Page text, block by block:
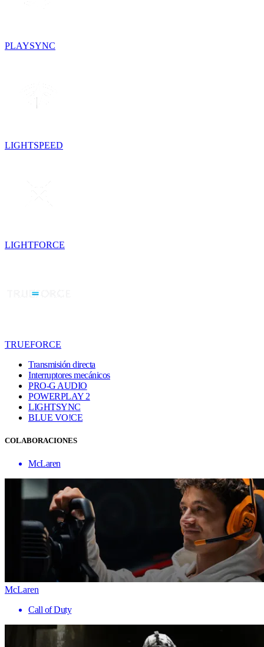
PLAYSYNC
LIGHTSPEED
LIGHTFORCE
TRUEFORCE
Transmisión directa
Interruptores mecánicos
PRO-G AUDIO
POWERPLAY 2
LIGHTSYNC
BLUE VO!CE
COLABORACIONES
McLaren
McLaren
Call of Duty